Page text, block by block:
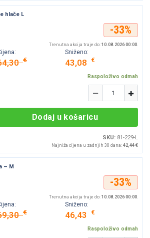
hlače L
-33%
Trenutna akcija traje do: 10.08.2026 00:00.
€
Sniženo:
43,08 €
Raspoloživo odmah
- +
Dodaj u košaricu
SKU: 81-229-L
Najniža cijena u zadnjih 30 dana: 42,44 €
– M
-33%
Trenutna akcija traje do: 10.08.2026 00:00.
€
Sniženo:
46,43 €
Raspoloživo odmah